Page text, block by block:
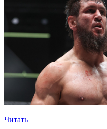
Читать